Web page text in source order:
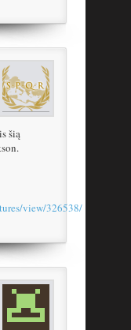
šią
view/326538/